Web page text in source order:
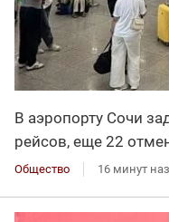
В аэропорту Сочи
рейсов, еще 22
Общество 16 минут